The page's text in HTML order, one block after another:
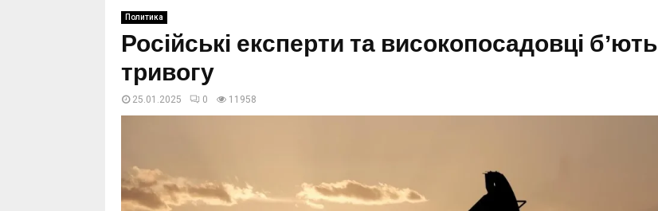
Политика
Російські експерти та високопосадовці бʼють
тривогу
25.01.2025 0 11958